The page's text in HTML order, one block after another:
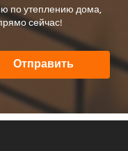
по утеплению дома,
сейчас!
Отправить